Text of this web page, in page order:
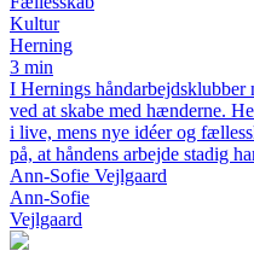
Kultur
Herning
3 min
I Hernings
ved at skabe med hænderne.
i live, mens nye idéer og
på, at håndens arbejde stadig
Ann-Sofie Vejlgaard
Ann-Sofie
Vejlgaard